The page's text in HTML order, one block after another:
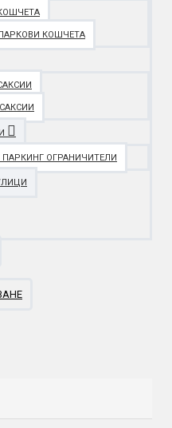
КОШЧЕТА
ПАРКИНГ ОГРАНИЧИТЕЛИ